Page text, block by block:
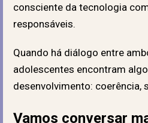
consciente da tecnologia
responsáveis.
Quando há diálogo entre
adolescentes encontram
desenvolvimento: coerência,
Vamos conversar